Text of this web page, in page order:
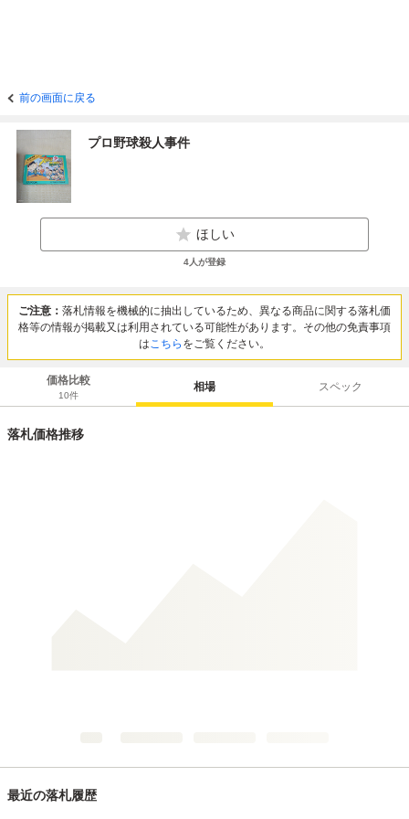
前の画面に戻る
プロ野球殺人事件
ほしい
4人が登録
ご注意： 落札情報を機械的に抽出しているため、異なる商品に関する落札価
格等の情報が掲載又は利用されている可能性があります。その他の免責事項
はこちら をご覧ください。
価格比較
10件
相場 スペック
落札価格推移
最近の落札履歴